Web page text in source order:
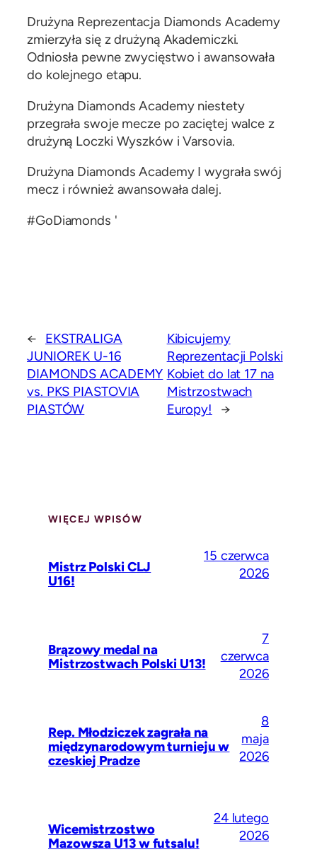
Drużyna Reprezentacja Diamonds Academy
zmierzyła się z drużyną Akademiczki.
Odniosła pewne zwycięstwo i awansowała
do kolejnego etapu.
Drużyna Diamonds Academy niestety
przegrała swoje mecze po zaciętej walce z
drużyną Loczki Wyszków i Varsovia.
Drużyna Diamonds Academy I wygrała swój
mecz i również awansowała dalej.
#GoDiamonds '
←
EKSTRALIGA
JUNIOREK U-16
DIAMONDS ACADEMY
vs. PKS PIASTOVIA
PIASTÓW
Kibicujemy
Reprezentacji Polski
Kobiet do lat 17 na
Mistrzostwach
Europy!
→
WIĘCEJ WPISÓW
Mistrz Polski CLJ
U16!
15 czerwca
2026
Brązowy medal na
Mistrzostwach Polski U13!
7
czerwca
2026
Rep. Młodziczek zagrała na
międzynarodowym turnieju w
czeskiej Pradze
8
maja
2026
Wicemistrzostwo
Mazowsza U13 w futsalu!
24 lutego
2026